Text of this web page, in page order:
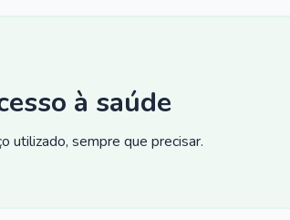
à saúde
utilizado, sempre que precisar.